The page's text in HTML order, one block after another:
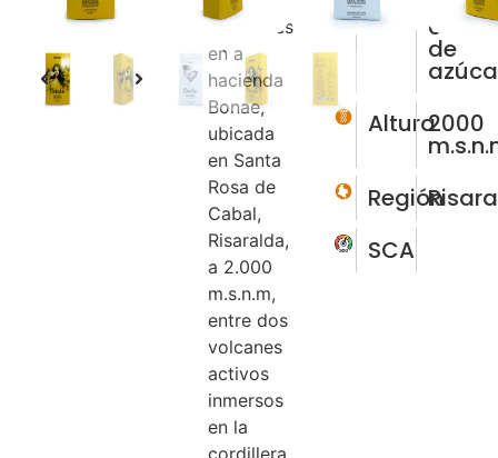
existentes
en a
hacienda
Bonae,
ubicada
en Santa
Rosa de
Cabal,
Risaralda,
a 2.000
m.s.n.m,
entre dos
volcanes
activos
inmersos
en la
caña
de
Altura2000
Región
SCA